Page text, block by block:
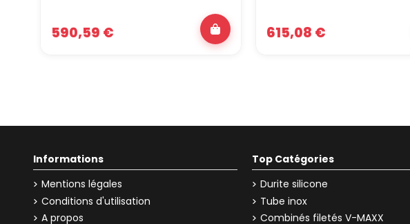
590,59 € 615,08 €
Informations
Mentions légales
Conditions d'utilisation
A propos
Top Catégories
Durite silicone
Tube inox
Combinés filetés V-MAXX